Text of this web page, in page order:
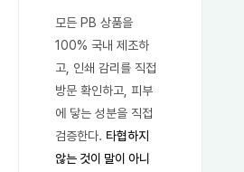
모든 PB 상품을
100% 국내 제조하
고, 인쇄 감리를 직접
방문 확인하고, 피부
에 닿는 성분을 직접
검증한다. 타협하지
않는 것이 말이 아니